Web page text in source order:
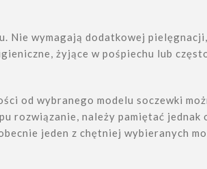
Nie wymagają dodatkowej pielęgnacji,
żyjące w pośpiechu lub
od wybranego modelu soczewki
rozwiązanie, należy pamiętać jednak
jeden z chętniej wybieranych